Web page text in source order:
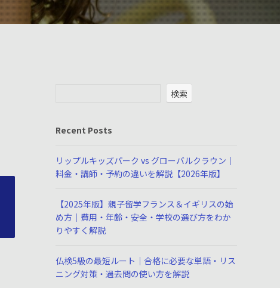
検索
Recent Posts
リップルキッズパーク vs グローバルクラウン｜
料金・講師・予約の違いを解説【2026年版】
【2025年版】親子留学フランス＆イギリスの始
め方｜費用・年齢・安全・学校の選び方をわか
りやすく解説
仏検5級の最短ルート｜合格に必要な単語・リス
ニング対策・過去問の使い方を解説